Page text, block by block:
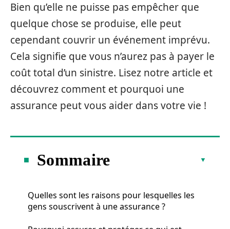
Bien qu’elle ne puisse pas empêcher que
quelque chose se produise, elle peut
cependant couvrir un événement imprévu.
Cela signifie que vous n’aurez pas à payer le
coût total d’un sinistre. Lisez notre article et
découvrez comment et pourquoi une
assurance peut vous aider dans votre vie !
Sommaire
Quelles sont les raisons pour lesquelles les
gens souscrivent à une assurance ?